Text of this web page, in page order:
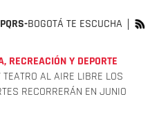
PQRS-BOGOTÁ TE ESCUCHA
RECREACIÓN Y DEPORTE
AL AIRE LIBRE LOS
RECORRERÁN EN JUNIO